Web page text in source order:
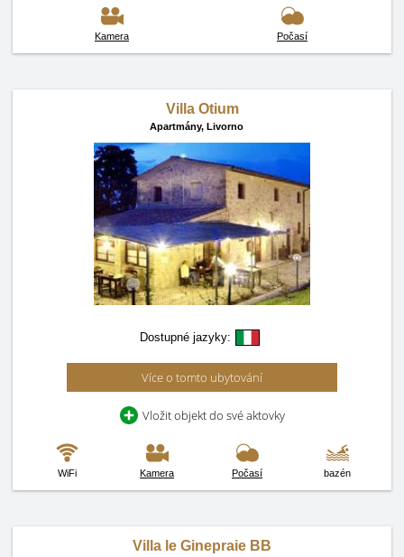
Kamera Počasí
Villa Otium
Apartmány, Livorno
Dostupné jazyky:
Více o tomto ubytování
Vložit objekt do své aktovky
WiFi Kamera Počasí bazén
Villa le Ginepraie BB